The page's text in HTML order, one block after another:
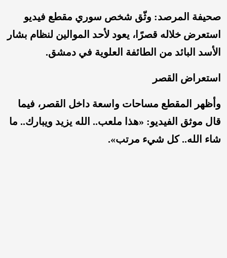
صحيفة المرصد: وثّق شخص سوري مقطع فيديو
استعرض خلاله قصرًا، يعود لأحد الموالين لنظام بشار
الأسد البائد من الطائفة العلوية في دمشق.
استعراض القصر
وأظهر المقطع مساحات واسعة داخل القصر، فيما
قال موثق الفيديو: «هذا ملعب.. الله يزيد ويبارك.. ما
شاء الله.. كل شيء مرتب».